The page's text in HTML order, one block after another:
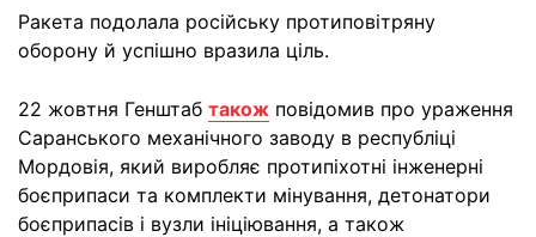
Ракета подолала російську протиповітряну
оборону й успішно вразила ціль.
22 жовтня Генштаб також повідомив про ураження
Саранського механічного заводу в республіці
Мордовія, який виробляє протипіхотні інженерні
боєприпаси та комплекти мінування, детонатори
боєприпасів і вузли ініціювання, а також